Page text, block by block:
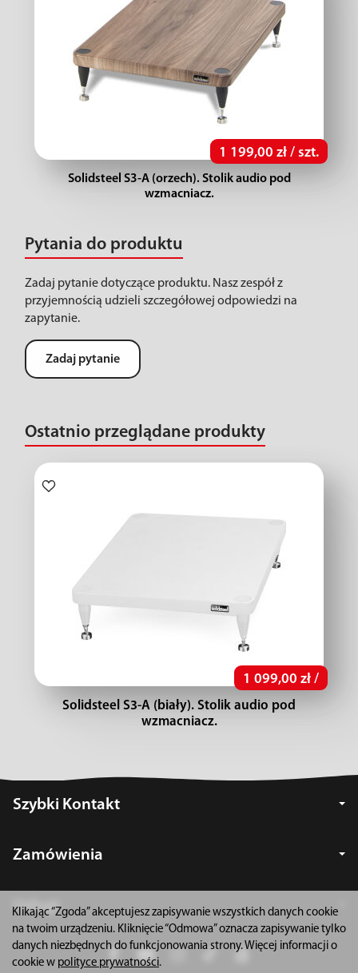
1 199,00 zł / szt.
Solidsteel S3-A (orzech). Stolik audio pod
wzmacniacz.
Pytania do produktu
Zadaj pytanie dotyczące produktu. Nasz zespół z
przyjemnością udzieli szczegółowej odpowiedzi na
zapytanie.
Zadaj pytanie
Ostatnio przeglądane produkty
1 099,00 zł /
Solidsteel S3-A (biały). Stolik audio pod
wzmacniacz.
Szybki Kontakt
Zamówienia
Usługi
Klikając “Zgoda” akceptujesz zapisywanie wszystkich danych cookie
na twoim urządzeniu. Kliknięcie “Odmowa” oznacza zapisywanie tylko
danych niezbędnych do funkcjonowania strony. Więcej informacji o
cookie w polityce prywatności.